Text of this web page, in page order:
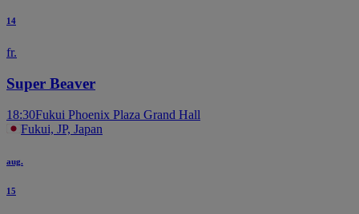
14
fr.
Super Beaver
18:30Fukui Phoenix Plaza Grand Hall
Fukui, JP, Japan
aug.
15